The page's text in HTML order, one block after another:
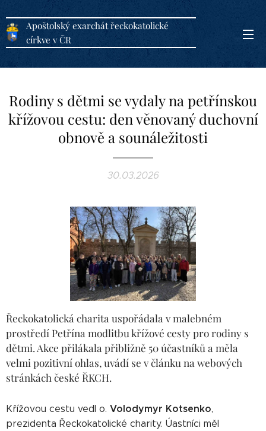
Apoštolský exarchát řeckokatolické
církve v ČR
Rodiny s dětmi se vydaly na petřínskou
křížovou cestu: den věnovaný duchovní
obnově a sounáležitosti
30.03.2026
Řeckokatolická charita uspořádala v malebném
prostředí Petřína modlitbu křížové cesty pro rodiny s
dětmi. Akce přilákala přibližně 50 účastníků a měla
velmi pozitivní ohlas, uvádí se v článku na webových
stránkách české ŘKCH.
Křížovou cestu vedl o. Volodymyr Kotsenko,
prezidenta Řeckokatolické charity. Úastníci měl